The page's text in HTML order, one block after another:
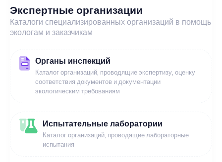
Экспертные организации
Каталоги специализированных организаций в помощь
экологам и заказчикам
Органы инспекций
Каталог организаций, проводящие экспертизу, оценку
соответствия документов и документации
экологическим требованиям
Испытательные лаборатории
Каталог организаций, проводящие лабораторные
испытания